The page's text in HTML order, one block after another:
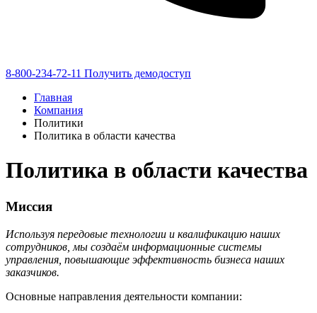
8-800-234-72-11 Получить демодоступ
Главная
Компания
Политики
Политика в области качества
Политика в области качества
Миссия
Используя передовые технологии и квалификацию наших
сотрудников, мы создаём информационные системы
управления, повышающие эффективность бизнеса наших
заказчиков.
Основные направления деятельности компании: